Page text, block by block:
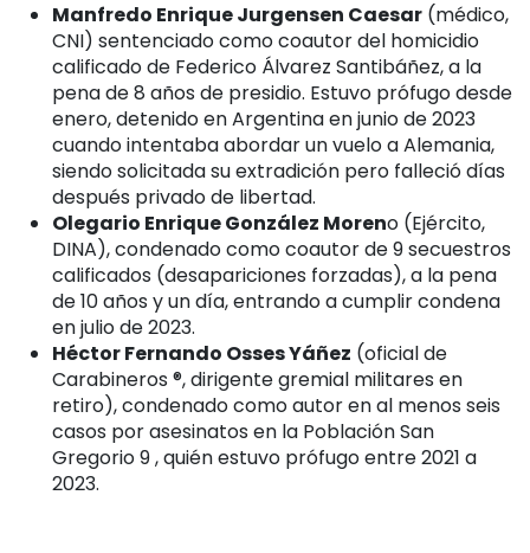
Manfredo Enrique Jurgensen Caesar (médico,
CNI) sentenciado como coautor del homicidio
calificado de Federico Álvarez Santibáñez, a la
pena de 8 años de presidio. Estuvo prófugo desde
enero, detenido en Argentina en junio de 2023
cuando intentaba abordar un vuelo a Alemania,
siendo solicitada su extradición pero falleció días
después privado de libertad.
Olegario Enrique González Moreno (Ejército,
DINA), condenado como coautor de 9 secuestros
calificados (desapariciones forzadas), a la pena
de 10 años y un día, entrando a cumplir condena
en julio de 2023.
Héctor Fernando Osses Yáñez (oficial de
Carabineros ®, dirigente gremial militares en
retiro), condenado como autor en al menos seis
casos por asesinatos en la Población San
Gregorio 9 , quién estuvo prófugo entre 2021 a
2023.